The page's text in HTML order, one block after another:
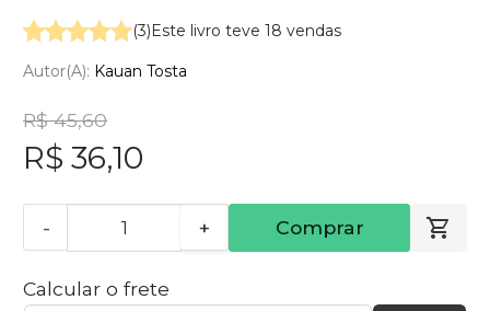
(3) Este livro teve 18 vendas
Autor(a): Kauan Tosta
R$ 45,60
R$ 36,10
- + Comprar
Calcular o frete